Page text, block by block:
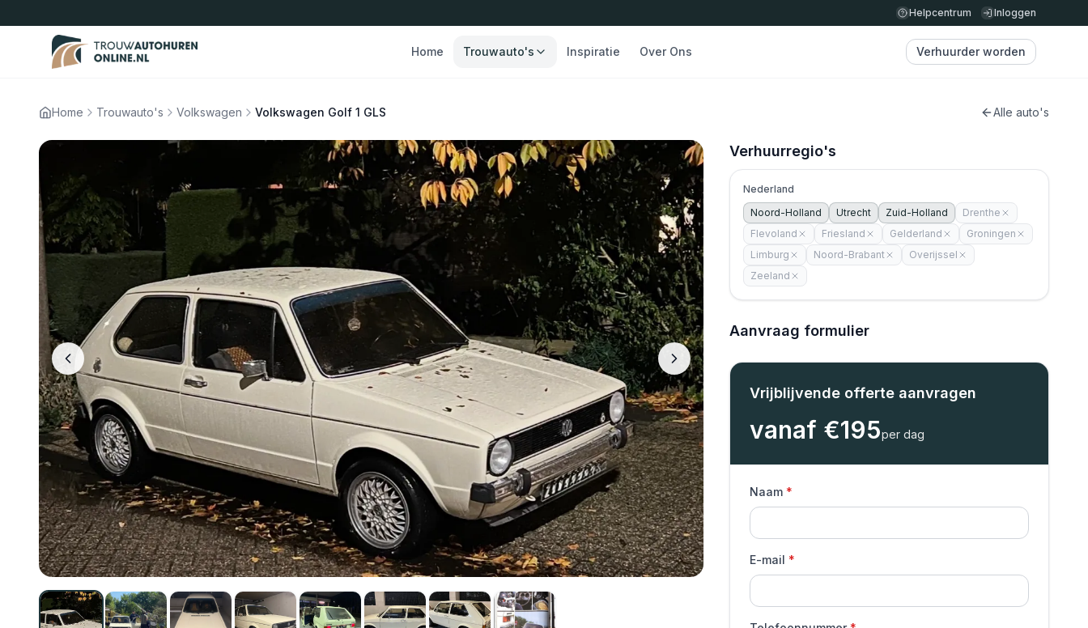
Helpcentrum Inloggen
Home Trouwauto's Inspiratie Over Ons Verhuurder worden
Home Trouwauto's Volkswagen Volkswagen Golf 1 GLS Alle auto's
Verhuurregio's
Nederland
Noord-Holland
Utrecht Zuid-Holland
Drenthe
Flevoland
Friesland Gelderland
Groningen
Limburg
Noord-Brabant
Overijssel
Zeeland
Aanvraag formulier
Vrijblijvende offerte aanvragen
vanaf €195per dag
Naam
E-mail